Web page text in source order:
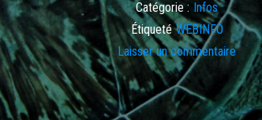
Catégorie : Infos
Étiqueté WEBINFO
Laisser un commentaire